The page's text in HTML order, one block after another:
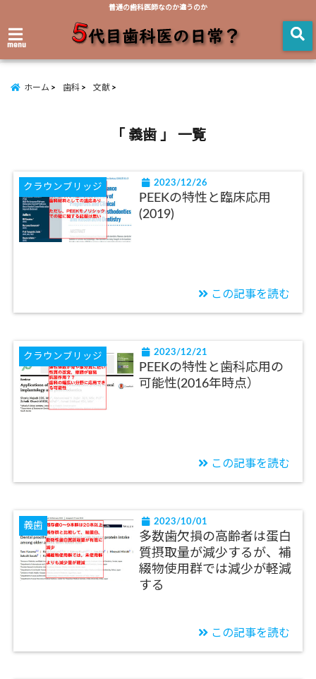
普通の歯科医師なのか違うのか
menu
ホーム 歯科 文献
「 義歯 」 一覧
クラウンブリッジ 2023/12/26
PEEKの特性と臨床応用
(2019)
この記事を読む
クラウンブリッジ 2023/12/21
PEEKの特性と歯科応用の
可能性(2016年時点）
この記事を読む
義歯 2023/10/01
多数歯欠損の高齢者は蛋白
質摂取量が減少するが、補
綴物使用群では減少が軽減
する
この記事を読む